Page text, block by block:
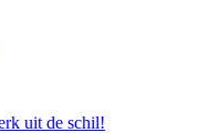
uit de schil!